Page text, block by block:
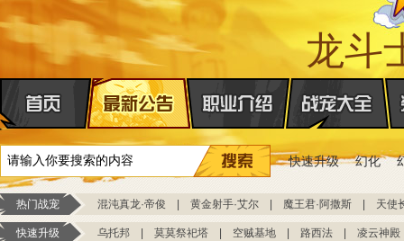
龙斗
快速升级 幻化
热门战宠 混沌真龙·帝俊 黄金射手·艾尔 魔王君·阿撒斯 天使
快速升级 乌托邦 莫莫祭祀塔 空贼基地 路西法 凌云神殿